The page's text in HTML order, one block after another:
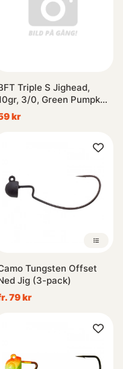
Triple S Jighead,
3/0, Green Pumpkin
3pcs
kr
Tungsten Offset
Jig (3-pack)
79 kr